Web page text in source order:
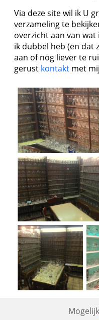
Via deze site wil ik U
verzameling te
overzicht aan van
ik dubbel heb (en dat
aan of nog liever te
gerust kontakt met